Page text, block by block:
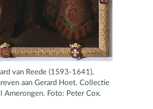
van Reede (1593-1641),
aan Gerard Hoet. Collectie
Amerongen. Foto: Peter Cox.